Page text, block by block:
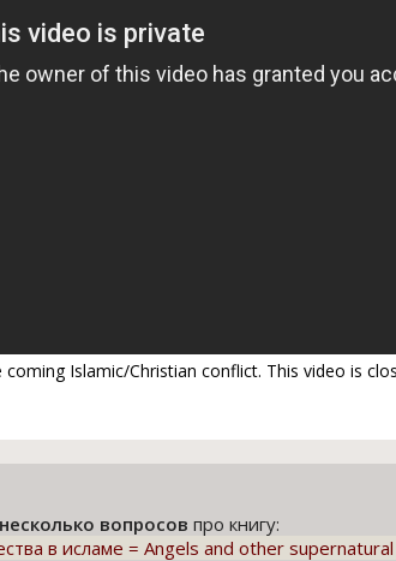
Islamic/Christian conflict. This video is
несколько вопросов про книгу:
в исламе = Angels and other